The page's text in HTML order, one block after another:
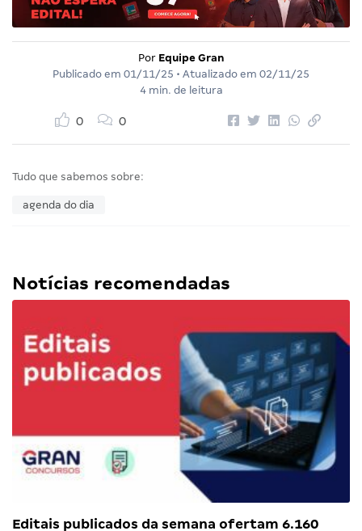
Por Equipe Gran
Publicado em 01/11/25 • Atualizado em 02/11/25
4 min. de leitura
0 0
Tudo que sabemos sobre:
agenda do dia
Notícias recomendadas
Editais publicados da semana ofertam 6.160